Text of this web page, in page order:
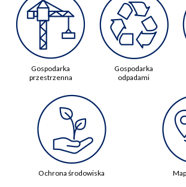
Gospodarka
przestrzenna
Gospodarka
odpadami
Ochrona środowiska